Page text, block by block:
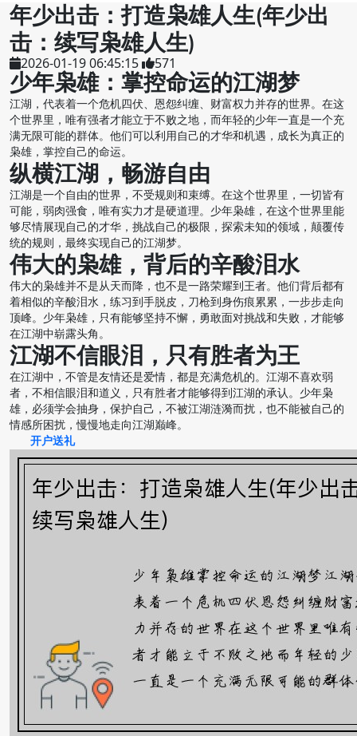
年少出击：打造枭雄人生(年少出
击：续写枭雄人生)
2026-01-19 06:45:15 571
少年枭雄：掌控命运的江湖梦
江湖，代表着一个危机四伏、恩怨纠缠、财富权力并存的世界。在这
个世界里，唯有强者才能立于不败之地，而年轻的少年一直是一个充
满无限可能的群体。他们可以利用自己的才华和机遇，成长为真正的
枭雄，掌控自己的命运。
纵横江湖，畅游自由
江湖是一个自由的世界，不受规则和束缚。在这个世界里，一切皆有
可能，弱肉强食，唯有实力才是硬道理。少年枭雄，在这个世界里能
够尽情展现自己的才华，挑战自己的极限，探索未知的领域，颠覆传
统的规则，最终实现自己的江湖梦。
伟大的枭雄，背后的辛酸泪水
伟大的枭雄并不是从天而降，也不是一路荣耀到王者。他们背后都有
着相似的辛酸泪水，练习到手脱皮，刀枪到身伤痕累累，一步步走向
顶峰。少年枭雄，只有能够坚持不懈，勇敢面对挑战和失败，才能够
在江湖中崭露头角。
江湖不信眼泪，只有胜者为王
在江湖中，不管是友情还是爱情，都是充满危机的。江湖不喜欢弱
者，不相信眼泪和道义，只有胜者才能够得到江湖的承认。少年枭
雄，必须学会抽身，保护自己，不被江湖涟漪而扰，也不能被自己的
情感所困扰，慢慢地走向江湖巅峰。
开户送礼